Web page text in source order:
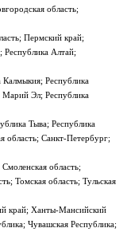
область;
Пермский край;
Республика Алтай;
Калмыкия; Республика
Марий Эл; Республика
Тыва; Республика
область; Санкт-Петербург;
область;
Томская область; Тульская
край; Ханты-Мансийский
Чувашская Республика;